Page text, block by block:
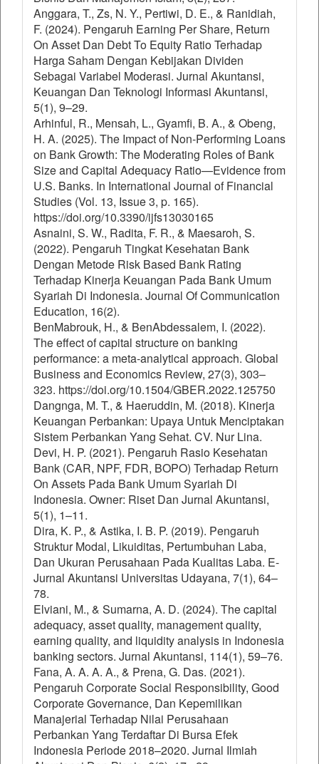
Anggara, T., Zs, N. Y., Pertiwi, D. E., & Ranidiah,
F. (2024). Pengaruh Earning Per Share, Return
On Asset Dan Debt To Equity Ratio Terhadap
Harga Saham Dengan Kebijakan Dividen
Sebagai Variabel Moderasi. Jurnal Akuntansi,
Keuangan Dan Teknologi Informasi Akuntansi,
5(1), 9–29.
Arhinful, R., Mensah, L., Gyamfi, B. A., & Obeng,
H. A. (2025). The Impact of Non-Performing Loans
on Bank Growth: The Moderating Roles of Bank
Size and Capital Adequacy Ratio—Evidence from
U.S. Banks. In International Journal of Financial
Studies (Vol. 13, Issue 3, p. 165).
https://doi.org/10.3390/ijfs13030165
Asnaini, S. W., Radita, F. R., & Maesaroh, S.
(2022). Pengaruh Tingkat Kesehatan Bank
Dengan Metode Risk Based Bank Rating
Terhadap Kinerja Keuangan Pada Bank Umum
Syariah Di Indonesia. Journal Of Communication
Education, 16(2).
BenMabrouk, H., & BenAbdessalem, I. (2022).
The effect of capital structure on banking
performance: a meta-analytical approach. Global
Business and Economics Review, 27(3), 303–
323. https://doi.org/10.1504/GBER.2022.125750
Dangnga, M. T., & Haeruddin, M. (2018). Kinerja
Keuangan Perbankan: Upaya Untuk Menciptakan
Sistem Perbankan Yang Sehat. CV. Nur Lina.
Devi, H. P. (2021). Pengaruh Rasio Kesehatan
Bank (CAR, NPF, FDR, BOPO) Terhadap Return
On Assets Pada Bank Umum Syariah Di
Indonesia. Owner: Riset Dan Jurnal Akuntansi,
5(1), 1–11.
Dira, K. P., & Astika, I. B. P. (2019). Pengaruh
Struktur Modal, Likuiditas, Pertumbuhan Laba,
Dan Ukuran Perusahaan Pada Kualitas Laba. E-
Jurnal Akuntansi Universitas Udayana, 7(1), 64–
78.
Elviani, M., & Sumarna, A. D. (2024). The capital
adequacy, asset quality, management quality,
earning quality, and liquidity analysis in Indonesia
banking sectors. Jurnal Akuntansi, 114(1), 59–76.
Fana, A. A. A. A., & Prena, G. Das. (2021).
Pengaruh Corporate Social Responsibility, Good
Corporate Governance, Dan Kepemilikan
Manajerial Terhadap Nilai Perusahaan
Perbankan Yang Terdaftar Di Bursa Efek
Indonesia Periode 2018–2020. Jurnal Ilmiah